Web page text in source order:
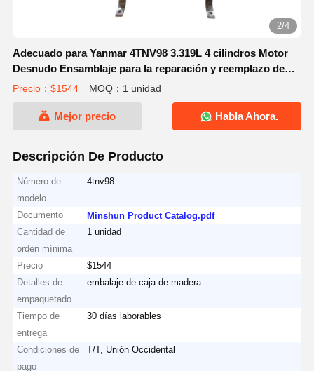
3/4
Adecuado para Yanmar 4TNV98 3.319L 4 cilindros Motor
Desnudo Ensamblaje para la reparación y reemplazo de
motores de excavadoras
Precio：$1544 MOQ：1 unidad
Mejor precio Habla Ahora.
Descripción De Producto
Número de
modelo
4tnv98
Documento
Minshun Product Catalog.pdf
Cantidad de
orden mínima
1 unidad
Precio
$1544
Detalles de
empaquetado
embalaje de caja de madera
Tiempo de
entrega
30 días laborables
Condiciones de
pago
T/T, Unión Occidental